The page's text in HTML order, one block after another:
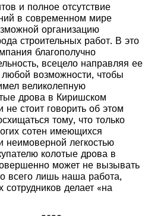
и полное отсутствие
в современном мире
организацию
строительных работ. В это
благополучно
всецело направляя ее
возможности, чтобы
великолепную
дрова в Киришском
стоит говорить об этом
тому, что только
сотен имеющихся
неимоверной легкостью
колотые дрова в
может не вызывать
всего лишь наша работа,
делает «на